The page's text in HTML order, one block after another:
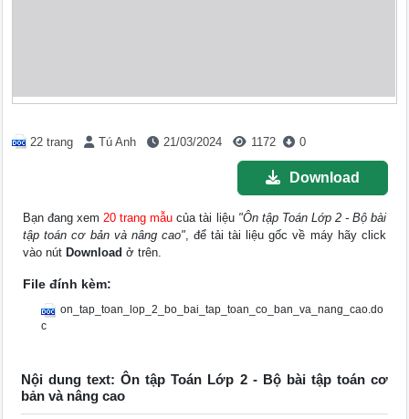
22 trang Tú Anh 21/03/2024 1172 0
Download
Bạn đang xem20 trang mẫu của tài liệu "Ôn tập Toán Lớp 2 - Bộ bài
tập toán cơ bản và nâng cao", để tải tài liệu gốc về máy hãy click
vào nút Download ở trên.
File đính kèm:
on_tap_toan_lop_2_bo_bai_tap_toan_co_ban_va_nang_cao.do
c
Nội dung text: Ôn tập Toán Lớp 2 - Bộ bài tập toán cơ
bản và nâng cao